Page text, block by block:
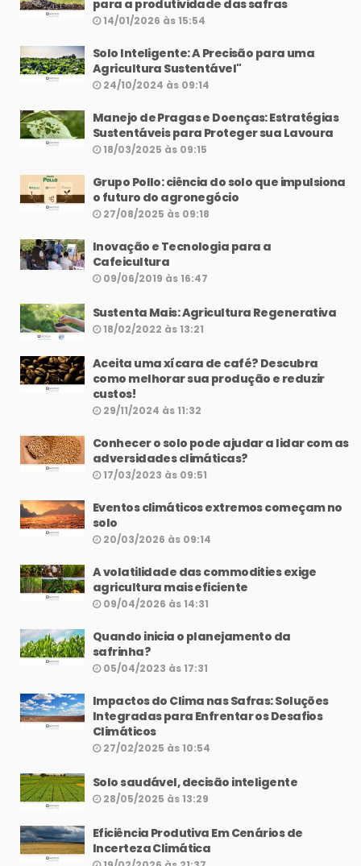
para a produtividade das safras
14/01/2026 às 15:54
Solo Inteligente: A Precisão para uma
Agricultura Sustentável"
24/10/2024 às 09:14
Manejo de Pragas e Doenças: Estratégias
Sustentáveis para Proteger sua Lavoura
18/03/2025 às 09:15
Grupo Pollo: ciência do solo que impulsiona
o futuro do agronegócio
27/08/2025 às 09:18
Inovação e Tecnologia para a
Cafeicultura
09/06/2019 às 16:47
Sustenta Mais: Agricultura Regenerativa
18/02/2022 às 13:21
Aceita uma xícara de café? Descubra
como melhorar sua produção e reduzir
custos!
29/11/2024 às 11:32
Conhecer o solo pode ajudar a lidar com as
adversidades climáticas?
17/03/2023 às 09:51
Eventos climáticos extremos começam no
solo
20/03/2026 às 09:14
A volatilidade das commodities exige
agricultura mais eficiente
09/04/2026 às 14:31
Quando inicia o planejamento da
safrinha?
05/04/2023 às 17:31
Impactos do Clima nas Safras: Soluções
Integradas para Enfrentar os Desafios
Climáticos
27/02/2025 às 10:54
Solo saudável, decisão inteligente
28/05/2025 às 13:29
Eficiência Produtiva Em Cenários de
Incerteza Climática